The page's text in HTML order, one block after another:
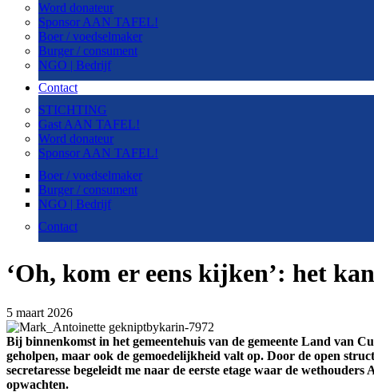
Word donateur
Sponsor AAN TAFEL!
Boer / voedselmaker
Burger / consument
NGO | Bedrijf
Contact
STICHTING
Gast AAN TAFEL!
Word donateur
Sponsor AAN TAFEL!
Boer / voedselmaker
Burger / consument
NGO | Bedrijf
Contact
‘Oh, kom er eens kijken’: het
5 maart 2026
Bij binnenkomst in het gemeentehuis van de gemeente Land van
geholpen, maar ook de gemoedelijkheid valt op. Door de open
secretaresse begeleidt me naar de eerste etage waar de
opwachten.